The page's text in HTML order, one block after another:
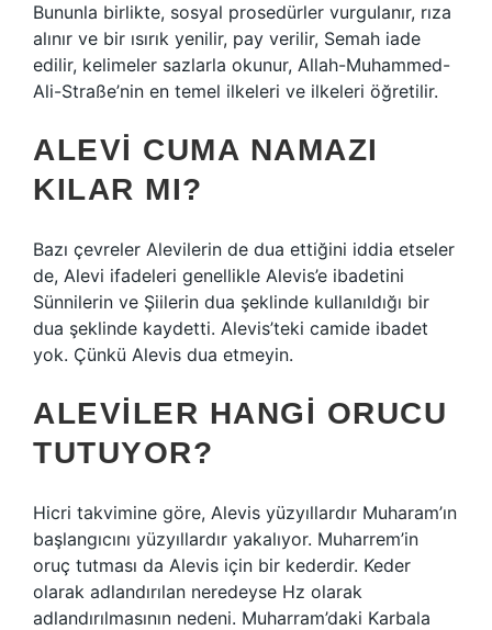
Bununla birlikte, sosyal prosedürler vurgulanır, rıza
alınır ve bir ısırık yenilir, pay verilir, Semah iade
edilir, kelimeler sazlarla okunur, Allah-Muhammed-
Ali-Straße’nin en temel ilkeleri ve ilkeleri öğretilir.
ALEVI CUMA NAMAZI
KILAR MI?
Bazı çevreler Alevilerin de dua ettiğini iddia etseler
de, Alevi ifadeleri genellikle Alevis’e ibadetini
Sünnilerin ve Şiilerin dua şeklinde kullanıldığı bir
dua şeklinde kaydetti. Alevis’teki camide ibadet
yok. Çünkü Alevis dua etmeyin.
ALEVILER HANGI ORUCU
TUTUYOR?
Hicri takvimine göre, Alevis yüzyıllardır Muharam’ın
başlangıcını yüzyıllardır yakalıyor. Muharrem’in
oruç tutması da Alevis için bir kederdir. Keder
olarak adlandırılan neredeyse Hz olarak
adlandırılmasının nedeni. Muharram’daki Karbala